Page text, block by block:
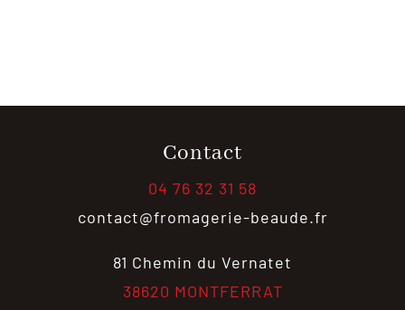
Contact
04 76 32 31 58
contact@fromagerie-beaude.fr
81 Chemin du Vernatet
38620 MONTFERRAT